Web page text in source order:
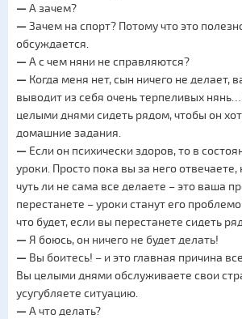
— А зачем?
— Зачем на спорт? Потому что это
обсуждается.
— А с чем няни не справляются?
— Когда меня нет, сын ничего не делает,
выводит из себя очень терпеливых
целыми днями сидеть рядом, чтобы он
домашние задания.
— Если он психически здоров, то в
уроки. Просто пока вы за него отвечаете,
чуть ли не сама все делаете – это ваша
перестанете – уроки станут его
что будет, если вы перестанете сидеть
— Я боюсь, он ничего не будет делать!
— Вы боитесь! – и это главная причина
Вы целыми днями обслуживаете свои
усугубляете ситуацию.
— А что делать?